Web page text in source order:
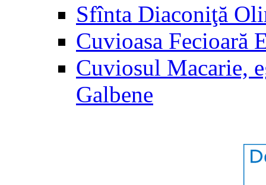
Sfînta Diaconiţă
Cuvioasa Fecioară
Cuviosul Macarie,
Galbene